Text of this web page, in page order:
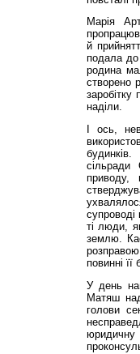
Марія
й
подала до
родина
створено
наділи.
І ось,
приводу,
ті люди,
землю.
повинні її
У день
Матяш
голови